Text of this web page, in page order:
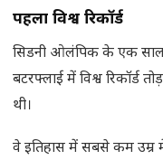
पहला विश्व रिकॉर्ड
सिडनी ओलंपिक के एक
बटरफ्लाई में विश्व रिकॉर्ड
थी।
वे इतिहास में सबसे कम उम्र में